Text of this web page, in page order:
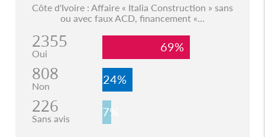
Côte d'Ivoire : Affaire « Italia Construction » sans
ou avec faux ACD, financement «...
2355
Oui 69%
808
Non 24%
226
Sans avis 7%